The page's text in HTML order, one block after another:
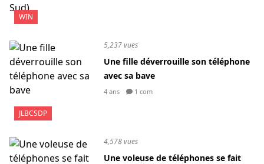
WIN
JLBCSDP
5,237 vues
Une fille déverrouille son téléphone
avec sa bave
4 ans 1 com
4,578 vues
Une voleuse de téléphones se fait